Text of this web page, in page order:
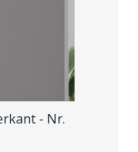
- Nr.